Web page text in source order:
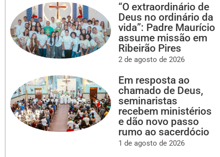
“O extraordinário de
Deus no ordinário da
vida”: Padre Maurício
assume missão em
Ribeirão Pires
2 de agosto de 2026
Em resposta ao
chamado de Deus,
seminaristas
recebem ministérios
e dão novo passo
rumo ao sacerdócio
1 de agosto de 2026